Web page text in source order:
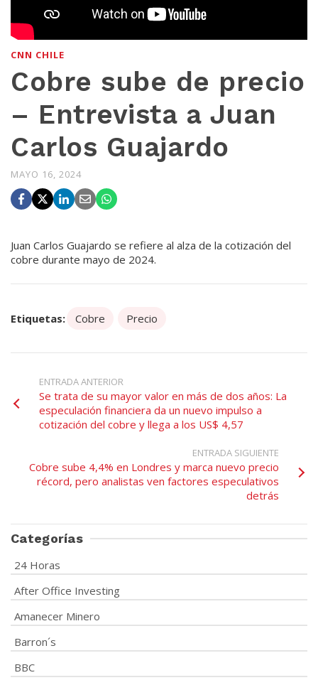
CNN CHILE
Cobre sube de precio
– Entrevista a Juan
Carlos Guajardo
MAYO 16, 2024
Juan Carlos Guajardo se refiere al alza de la cotización del
cobre durante mayo de 2024.
Etiquetas: Cobre Precio
ENTRADA ANTERIOR
Se trata de su mayor valor en más de dos años: La
especulación financiera da un nuevo impulso a
cotización del cobre y llega a los US$ 4,57
ENTRADA SIGUIENTE
Cobre sube 4,4% en Londres y marca nuevo precio
récord, pero analistas ven factores especulativos
detrás
Categorías
24 Horas
After Office Investing
Amanecer Minero
Barron´s
BBC